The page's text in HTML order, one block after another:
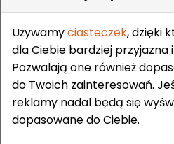
ZAUFALI NAM:
Używamyciasteczek, dzięki
dla Ciebie bardziej przyjazna
Pozwalają one również
do Twoich zainteresowań.
reklamy nadal będą się
dopasowane do Ciebie.